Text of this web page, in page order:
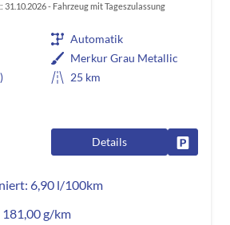
31.10.2026 Fahrzeug mit Tageszulassung
Automatik
Merkur Grau Metallic
25 km
Details
6,90 l/100km
181,00 g/km